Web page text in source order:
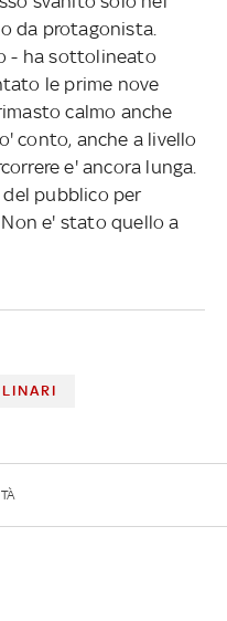
da protagonista.
- ha sottolineato
le prime nove
calmo anche
conto, anche a livello
e' ancora lunga.
pubblico per
e' stato quello a